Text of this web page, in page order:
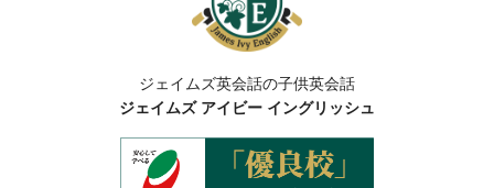
ジェイムズ英会話の子供英会話
ジェイムズ アイビー イングリッシュ